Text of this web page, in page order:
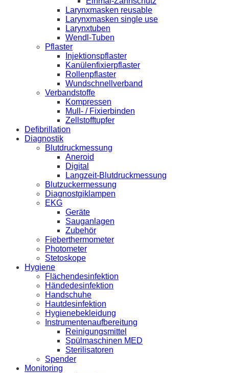
Larynxmasken reusable
Larynxmasken single use
Larynxtuben
Wendl-Tuben
Pflaster
Injektionspflaster
Kanülenfixierpflaster
Rollenpflaster
Wundschnellverband
Verbandstoffe
Kompressen
Mull- / Fixierbinden
Zellstofftupfer
Defibrillation
Diagnostik
Blutdruckmessung
Aneroid
Digital
Langzeit-Blutdruckmessung
Blutzuckermessung
Diagnostgiklampen
EKG
Geräte
Sauganlagen
Zubehör
Fieberthermometer
Photometer
Stetoskope
Hygiene
Flächendesinfektion
Händedesinfektion
Handschuhe
Hautdesinfektion
Hygienebekleidung
Instrumentenaufbereitung
Reinigungsmittel
Spülmaschinen MED
Sterilisatoren
Spender
Monitoring